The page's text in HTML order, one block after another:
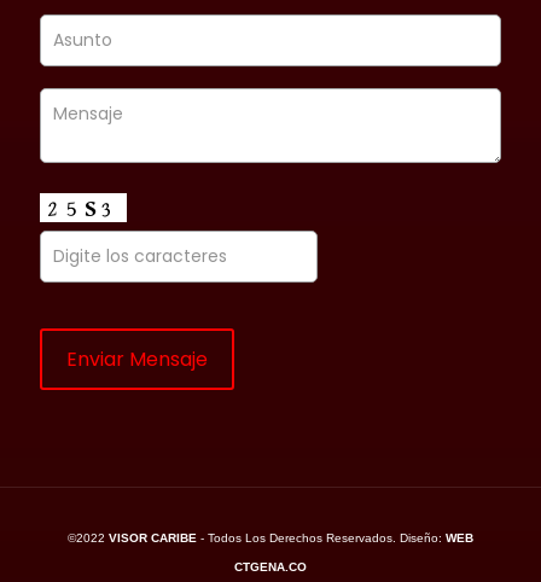
©2022 VISOR CARIBE - Todos Los Derechos Reservados. Diseño: WEB
CTGENA.CO